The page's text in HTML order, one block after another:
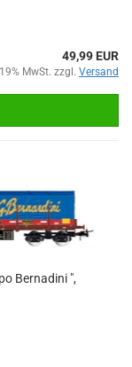
49,99 EUR
MwSt. zzgl. Versand
Bernadini ",